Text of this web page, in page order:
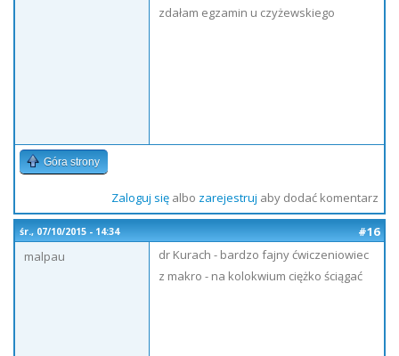
zdałam egzamin u czyżewskiego
Góra strony
Zaloguj sięalbo zarejestruj aby dodać komentarz
śr., 07/10/2015 - 14:34
#16
malpau
dr Kurach - bardzo fajny ćwiczeniowiec
z makro - na kolokwium ciężko ściągać